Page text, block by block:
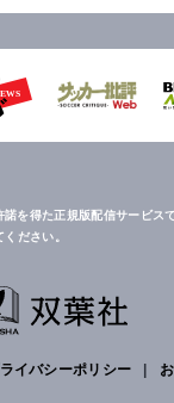
を得た正規版配信サービス
ださい。
イバシーポリシー |